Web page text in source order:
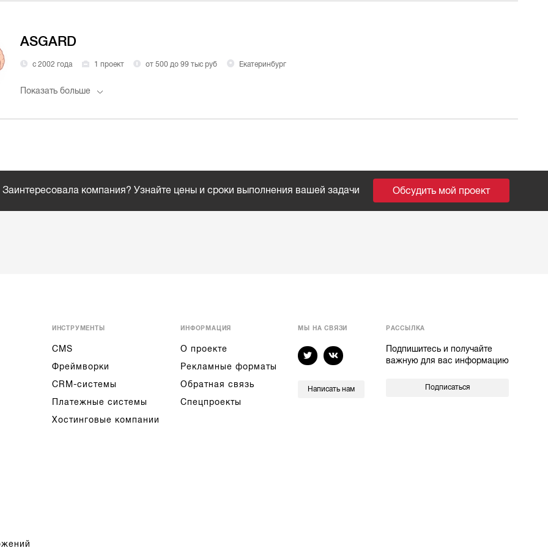
ASGARD
с 2002 года 1 проект от 500 до 99 тыс руб Екатеринбург
Показать больше
Заинтересовала компания? Узнайте цены и сроки выполнения вашей задачи Обсудить мой проект
ИНСТРУМЕНТЫ
CMS
Фреймворки
CRM-системы
Платежные системы
Хостинговые компании
ИНФОРМАЦИЯ
О проекте
Рекламные форматы
Обратная связь
Спецпроекты
МЫ НА СВЯЗИ
Написать нам
РАССЫЛКА
Подпишитесь и получайте
важную для вас информацию
Подписаться